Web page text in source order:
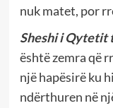
nuk matet, por
Sheshi i Qytetit
është zemra që
një hapësirë ku
ndërthuren në